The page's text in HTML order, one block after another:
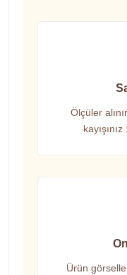
Ölçüler
Ürün